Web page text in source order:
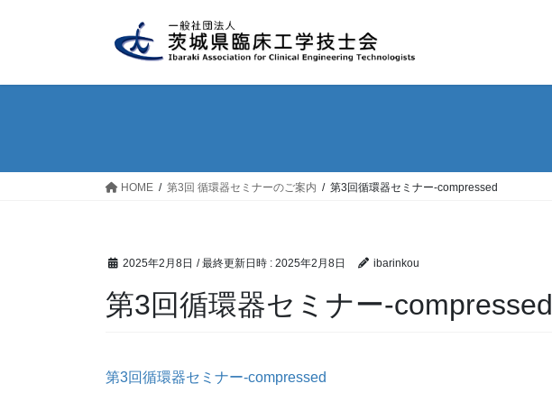
HOME 第3回 循環器セミナーのご案内 第3回循環器セミナー-compressed
2025年2月8日 / 最終更新日時 : 2025年2月8日 ibarinkou
第3回循環器セミナー-compressed
第3回循環器セミナー-compressed